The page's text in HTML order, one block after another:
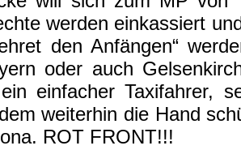
werden einkassiert
den Anfängen“
oder auch
einfacher Taxifahrer,
weiterhin die Hand
ROT FRONT!!!